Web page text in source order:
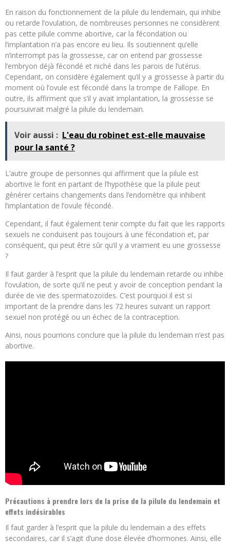
En raison du fonctionnement de la pilule du lendemain, qui inhibe
ou retarde l’ovulation, de nombreuses personnes ne considèrent
pas cette pilule comme abortive, car la fécondation ou
l’implantation n’a pas encore eu lieu. Ils soutiennent qu’elle
n’interrompt pas la grossesse, car on entend par grossesse
l’embryon déjà fécondé et niché dans les parois de l’utérus.
Cependant, on considère également qu’il y a grossesse à partir du
moment où l’ovule est fécondé dans la trompe de Fallope. En
outre, ils affirment que s’il y avait implantation, la grossesse se
poursuivrait malgré la pilule du lendemain.
Voir aussi : L'eau du robinet est-elle mauvaise
pour la santé ?
L’autre groupe de personnes qui affirment que la pilule est
abortive le font en partant de l’hypothèse que la pilule peut
générer certains changements dans l’endomètre qui inhibent
l’implantation de l’ovule fécondé.
Cependant, il faut également tenir compte du fait que les rapports
sexuels ne conduisent pas toujours à une fécondation et, par
conséquent, qui peut être sûr qu’il y a vraiment eu une grossesse
?
Il faut garder à l’esprit que la pilule du lendemain retarde ou inhibe
l’ovulation, de sorte qu’il ne peut y avoir de conception pendant la
durée de vie des spermatozoïdes. C’est pourquoi il est si
important de la prendre dans les 72 heures suivant un rapport
sexuel non protégé ou un échec de la contraception.
Ainsi, nous pourrions conclure que la pilule du lendemain n’est pas
abortive.
Précautions à prendre lors de la prise de la pilule du lendemain et
effets indésirables
Il faut garder à l’esprit que la pilule du lendemain a des effets
secondaires, car il s’agit d’une dose élevée d’hormones. Ainsi, elle